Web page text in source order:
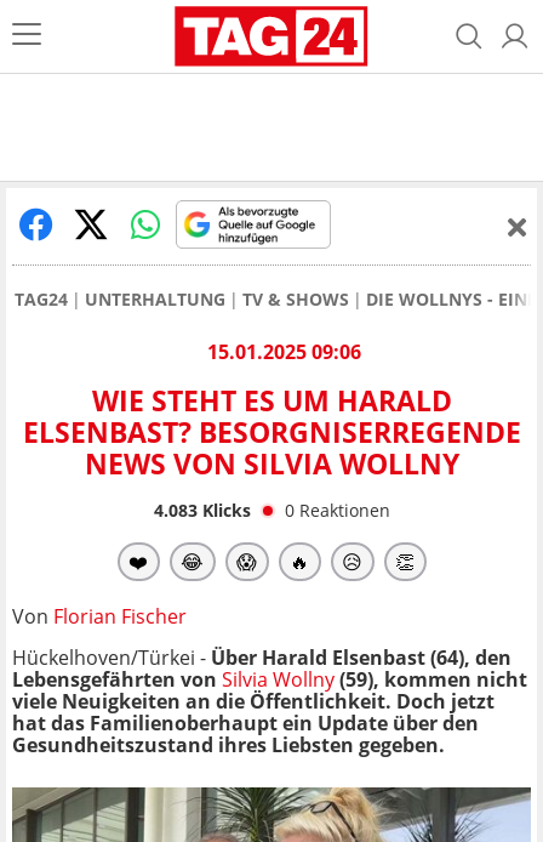
TAG24 UNTERHALTUNG TV & SHOWS DIE WOLLNYS - EINE
15.01.2025 09:06
WIE STEHT ES UM HARALD
ELSENBAST? BESORGNISERREGENDE
NEWS VON SILVIA WOLLNY
4.083Klicks 0 Reaktionen
❤️ 😂 😱 🔥 😥 👏
Von Florian Fischer
Hückelhoven/Türkei - Über Harald Elsenbast (64), den
Lebensgefährten von Silvia Wollny(59), kommen nicht
viele Neuigkeiten an die Öffentlichkeit. Doch jetzt
hat das Familienoberhaupt ein Update über den
Gesundheitszustand ihres Liebsten gegeben.